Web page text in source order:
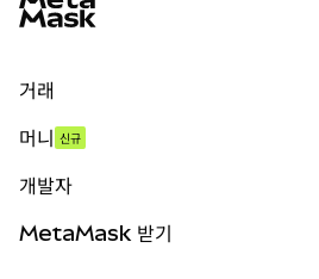
거래
무기한 선물
실물자산
머니 신규
개발자
MetaMask 받기